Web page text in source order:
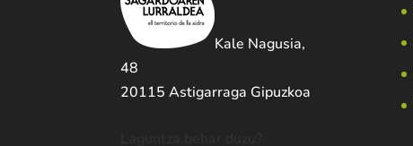
Kale Nagusia,
48
20115 Astigarraga Gipuzkoa